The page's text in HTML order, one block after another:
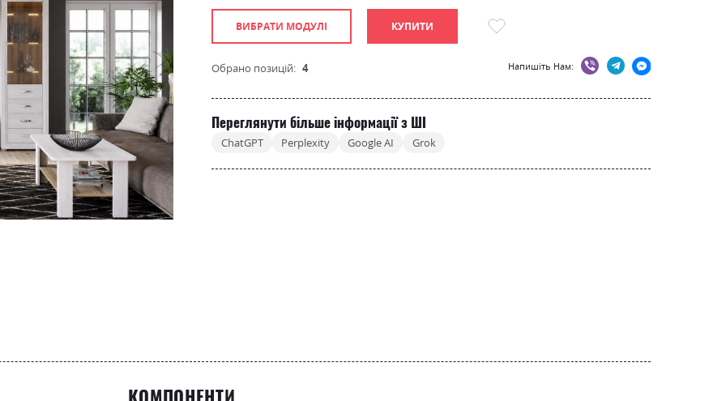
ВИБРАТИ МОДУЛІ КУПИТИ
Напишіть Нам:
Обрано позицій: 4
Переглянути більше інформації з ШІ
ChatGPT Perplexity Google AI Grok